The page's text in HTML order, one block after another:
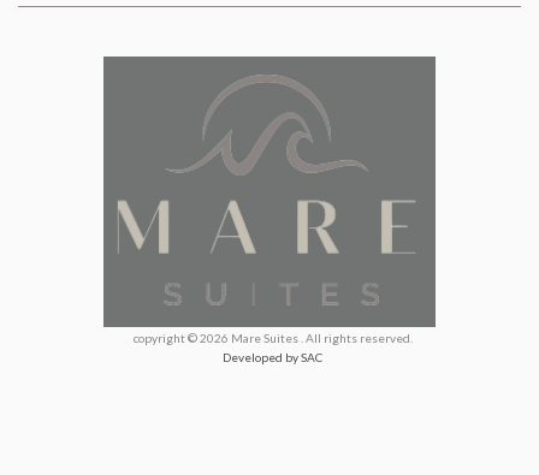
copyright © 2026 Mare Suites . All rights reserved.
Developed by SAC